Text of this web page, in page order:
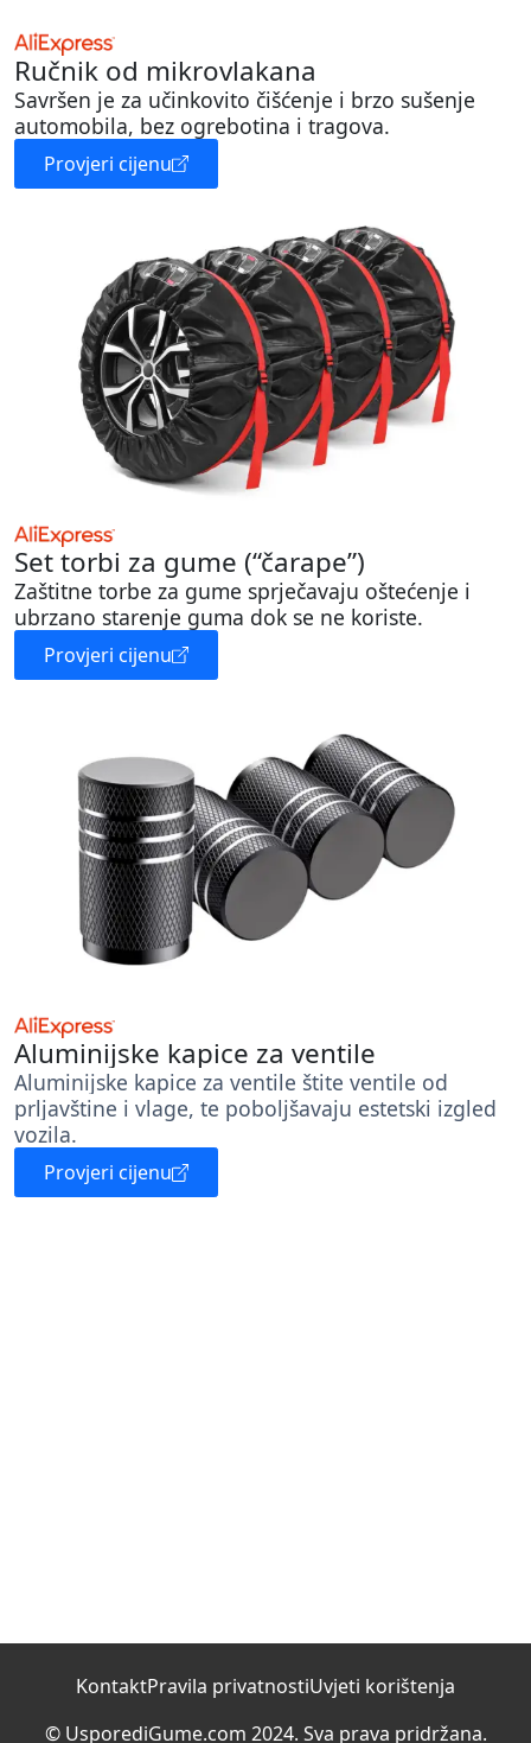
Ručnik od mikrovlakana
Savršen je za učinkovito čišćenje i brzo sušenje
automobila, bez ogrebotina i tragova.
Provjeri cijenu
Set torbi za gume (“čarape”)
Zaštitne torbe za gume sprječavaju oštećenje i
ubrzano starenje guma dok se ne koriste.
Provjeri cijenu
Aluminijske kapice za ventile
Aluminijske kapice za ventile štite ventile od
prljavštine i vlage, te poboljšavaju estetski izgled
vozila.
Provjeri cijenu
KontaktPravila privatnostiUvjeti korištenja
© UsporediGume.com 2024. Sva prava pridržana.